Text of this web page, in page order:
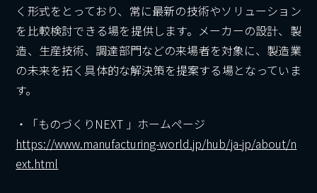
く形式をとっており、常に最新の技術やソリューション
を比較検討できる場を提供します。メーカーの設計、製
造、生産技術、調達部門などの来場者を対象に、製造業
の未来を拓く具体的な解決策を提案する場となっていま
す。
・「ものづくりNEXT 」ホームページ
https://www.manufacturing-world.jp/hub/ja-jp/about/n
ext.html